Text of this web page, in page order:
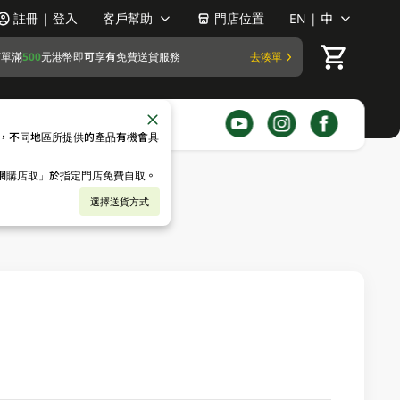
註冊 | 登入 客戶幫助 門店位置 EN | 中
滿500元港幣即可享有免費送貨服務 去湊單
不同地區所提供的產品有機會具
購店取」於指定門店免費自取。
選擇送貨方式